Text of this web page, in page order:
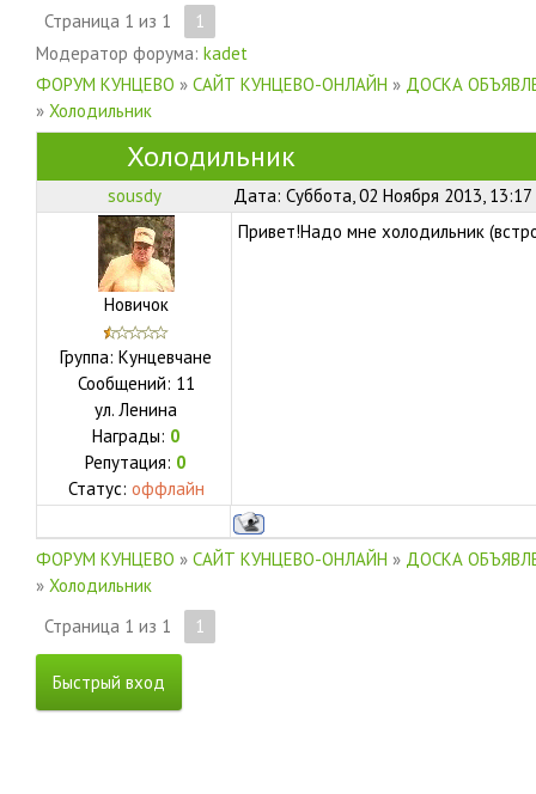
Страница 1 из 1
1
Модератор форума: kadet
ФОРУМ КУНЦЕВО » САЙТ КУНЦЕВО-ОНЛАЙН » ДОСКА
» Холодильник
Холодильник
sousdy Дата: Суббота, 02 Ноября 2013,
Новичок
Группа: Кунцевчане
Сообщений: 11
ул. Ленина
Награды: 0
Репутация: 0
Статус: оффлайн
Привет!Надо мне холодильник
ФОРУМ КУНЦЕВО » САЙТ КУНЦЕВО-ОНЛАЙН » ДОСКА
» Холодильник
Страница 1 из 1 1